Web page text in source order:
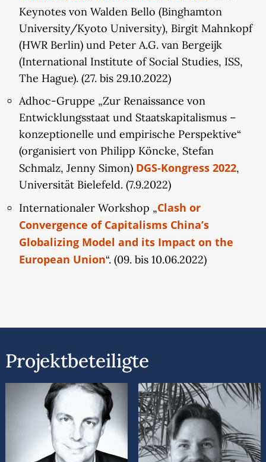
Keynotes von Walden Bello (Binghamton
University/Kyoto University), Birgit Mahnkopf
(HWR Berlin) und Peter A.G. van Bergeijk
(International Institute of Social Studies, ISS,
The Hague). (27. bis 29.10.2022)
Adhoc-Gruppe „Zur Renaissance von
Entwicklungsstaat und Staatskapitalismus –
konzeptionelle und empirische Perspektive“
(organisiert von Philipp Köncke, Stefan
Schmalz, Jenny Simon) DGS-Kongress 2022,
Universität Bielefeld. (7.9.2022)
Internationaler Workshop „Clash or
Convergence of Capitalisms China’s
Globalizing Model and its Impact on the
European Union“. (09. bis 10.06.2022)
Projektbeteiligte